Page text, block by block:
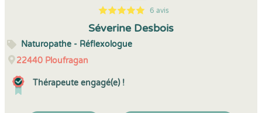
5
1
5
6 6 avis
Séverine Desbois
Naturopathe - Réflexologue
22440 Ploufragan
Thérapeute engagé(e) !